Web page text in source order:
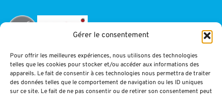
Gérer le consentement
Pour offrir les meilleures expériences, nous utilisons des technologies
telles que les cookies pour stocker et/ou accéder aux informations des
appareils. Le fait de consentir à ces technologies nous permettra de traiter
des données telles que le comportement de navigation ou les ID uniques
sur ce site. Le fait de ne pas consentir ou de retirer son consentement peut
INFORMATIONS